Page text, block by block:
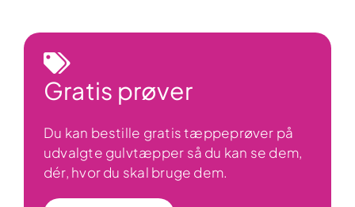
Gratis prøver
Du kan bestille gratis tæppeprøver på
udvalgte gulvtæpper så du kan se dem,
dér, hvor du skal bruge dem.